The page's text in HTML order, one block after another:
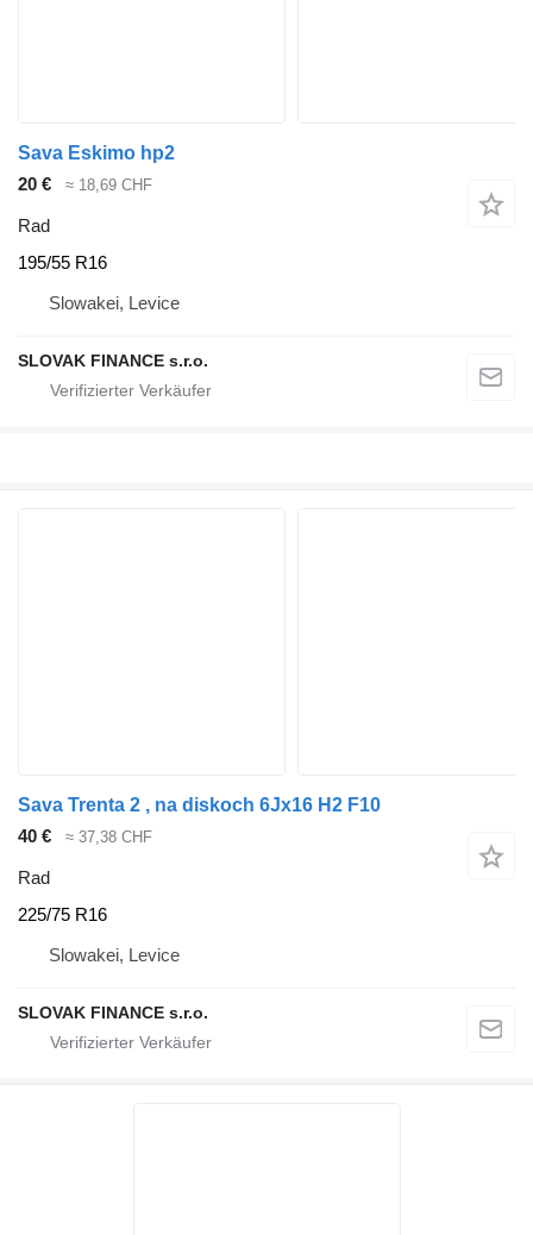
Sava Eskimo hp2
20 €
≈ 18,69 CHF
Rad
195/55 R16
Slowakei, Levice
SLOVAK FINANCE s.r.o.
Sava Trenta 2 , na diskoch 6Jx16 H2 F10
40 €
≈ 37,38 CHF
Rad
225/75 R16
Slowakei, Levice
SLOVAK FINANCE s.r.o.